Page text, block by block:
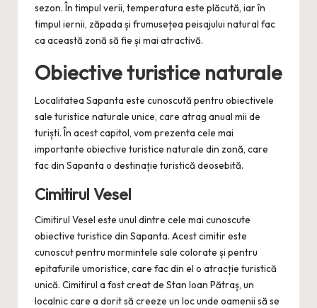
sezon. În timpul verii, temperatura este plăcută, iar în
timpul iernii, zăpada și frumusețea peisajului natural fac
ca această zonă să fie și mai atractivă.
Obiective turistice naturale
Localitatea Sapanta este cunoscută pentru obiectivele
sale turistice naturale unice, care atrag anual mii de
turiști. În acest capitol, vom prezenta cele mai
importante obiective turistice naturale din zonă, care
fac din Sapanta o destinație turistică deosebită.
Cimitirul Vesel
Cimitirul Vesel este unul dintre cele mai cunoscute
obiective turistice din Sapanta. Acest cimitir este
cunoscut pentru mormintele sale colorate și pentru
epitafurile umoristice, care fac din el o atracție turistică
unică. Cimitirul a fost creat de Stan Ioan Pătraș, un
localnic care a dorit să creeze un loc unde oamenii să se